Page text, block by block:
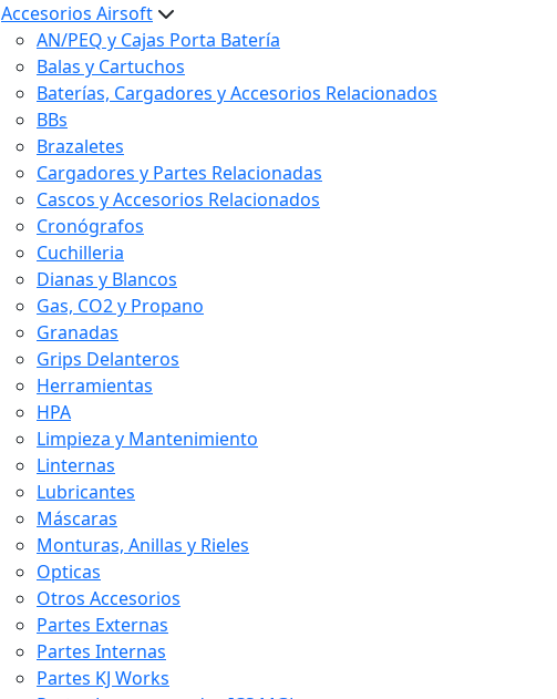
Accesorios Airsoft
AN/PEQ y Cajas Porta Batería
Balas y Cartuchos
Baterías, Cargadores y Accesorios Relacionados
BBs
Brazaletes
Cargadores y Partes Relacionadas
Cascos y Accesorios Relacionados
Cronógrafos
Cuchilleria
Dianas y Blancos
Gas, CO2 y Propano
Granadas
Grips Delanteros
Herramientas
HPA
Limpieza y Mantenimiento
Linternas
Lubricantes
Máscaras
Monturas, Anillas y Rieles
Opticas
Otros Accesorios
Partes Externas
Partes Internas
Partes KJ Works